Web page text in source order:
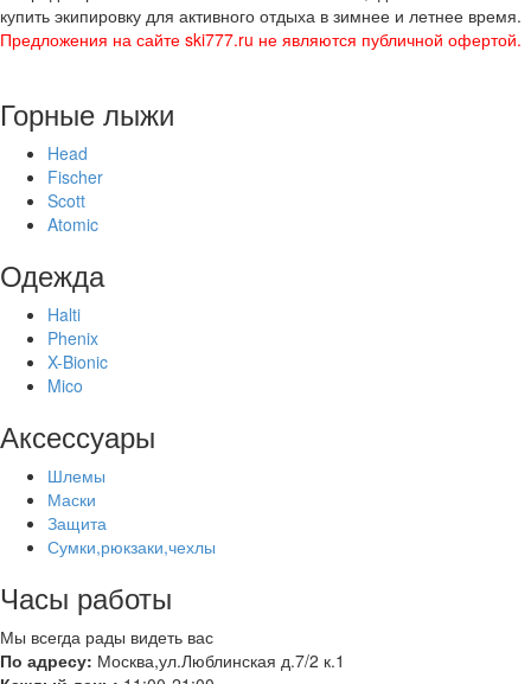
купить экипировку для активного отдыха в зимнее и летнее время.
Предложения на сайте ski777.ru не являются публичной офертой.
Горные лыжи
Head
Fischer
Scott
Atomic
Одежда
Halti
Phenix
X-Bionic
Mico
Аксессуары
Шлемы
Маски
Защита
Сумки,рюкзаки,чехлы
Часы работы
Мы всегда рады видеть вас
По адресу: Москва,ул.Люблинская д.7/2 к.1